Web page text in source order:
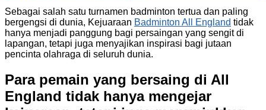
Sebagai salah satu turnamen badminton tertua dan paling
bergengsi di dunia, Kejuaraan Badminton All England tidak
hanya menjadi panggung bagi persaingan yang sengit di
lapangan, tetapi juga menyajikan inspirasi bagi jutaan
pencinta olahraga di seluruh dunia.
Para pemain yang bersaing di All
England tidak hanya mengejar